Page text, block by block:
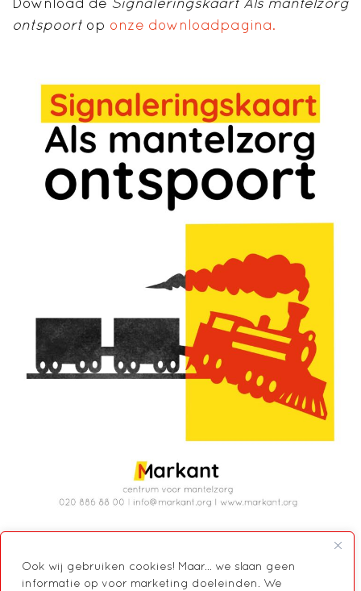
Ook wij gebruiken cookies! Maar... we slaan geen
informatie op voor marketing doeleinden. We
ontspoort op onze downloadpagina.